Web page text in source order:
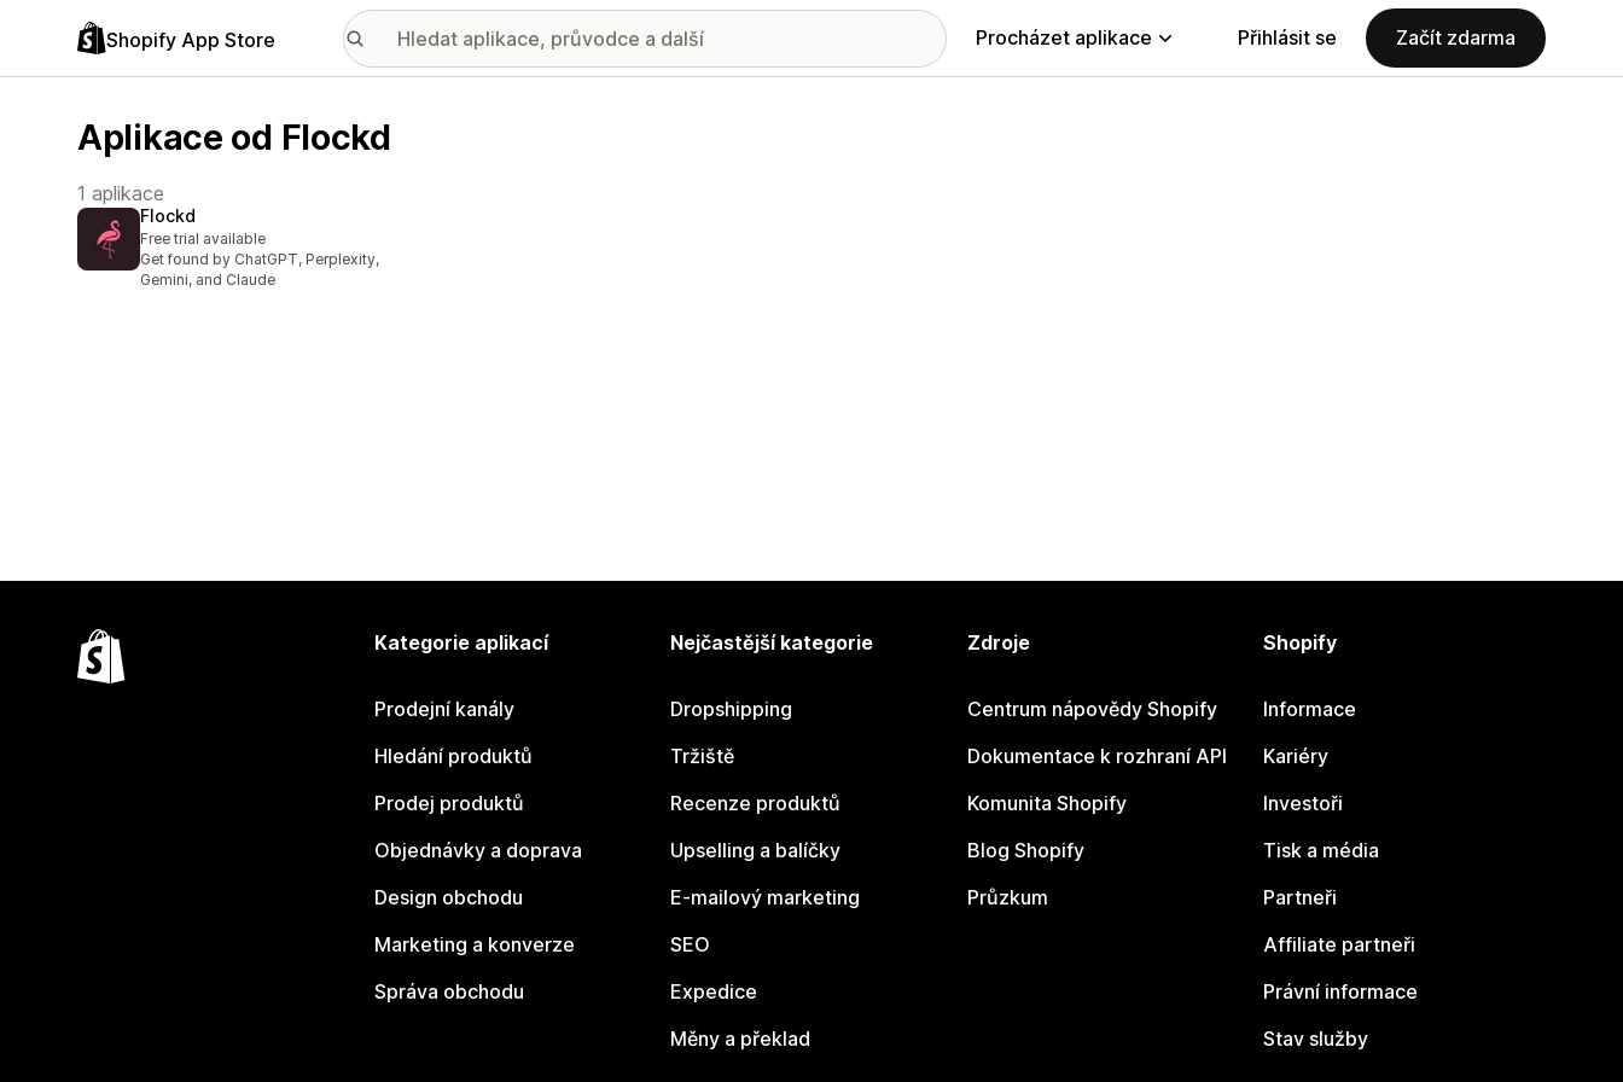
Shopify App Store Procházet aplikace Přihlásit se Začít zdarma
Aplikace od Flockd
1 aplikace
Flockd
Free trial available
Get found by ChatGPT, Perplexity,
Gemini, and Claude
Kategorie aplikací
Prodejní kanály
Hledání produktů
Prodej produktů
Objednávky a doprava
Design obchodu
Marketing a konverze
Správa obchodu
Nejčastější kategorie
Dropshipping
Tržiště
Recenze produktů
Upselling a balíčky
E-mailový marketing
SEO
Expedice
Měny a překlad
Zdroje
Centrum nápovědy Shopify
Dokumentace k rozhraní API
Komunita Shopify
Blog Shopify
Průzkum
Shopify
Informace
Kariéry
Investoři
Tisk a média
Partneři
Affiliate partneři
Právní informace
Stav služby